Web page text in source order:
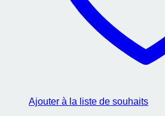
Ajouter à la liste de souhaits